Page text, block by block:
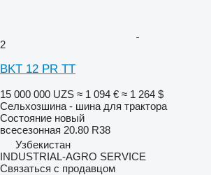
2
BKT 12 PR TT
15 000 000 UZS ≈ 1 094 € ≈ 1 264 $
Сельхозшина - шина для трактора
Состояние новый
всесезонная 20.80 R38
Узбекистан
INDUSTRIAL-AGRO SERVICE
Связаться с продавцом